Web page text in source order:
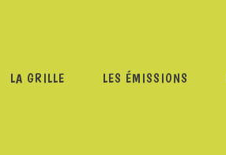
LA GRILLE LES ÉMISSIONS